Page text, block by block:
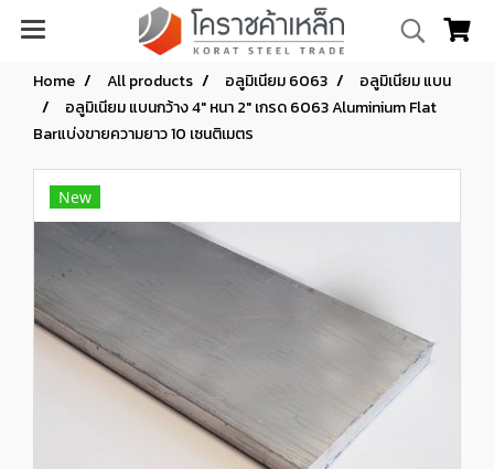
Home All products อลูมิเนียม 6063
อลูมิเนียม แบน
อลูมิเนียม แบนกว้าง 4" หนา 2" เกรด 6063 Aluminium Flat
Barแบ่งขายความยาว 10 เซนติเมตร
New